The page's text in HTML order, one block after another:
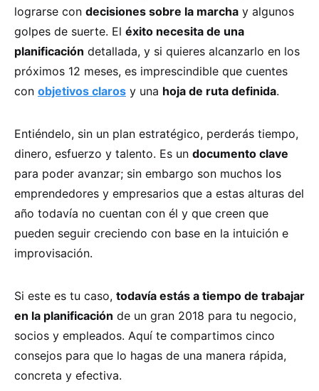
lograrse con decisiones sobre la marcha y algunos
golpes de suerte. El éxito necesita de una
planificación detallada, y si quieres alcanzarlo en los
próximos 12 meses, es imprescindible que cuentes
con objetivos claros y una hoja de ruta definida.
Entiéndelo, sin un plan estratégico, perderás tiempo,
dinero, esfuerzo y talento. Es un documento clave
para poder avanzar; sin embargo son muchos los
emprendedores y empresarios que a estas alturas del
año todavía no cuentan con él y que creen que
pueden seguir creciendo con base en la intuición e
improvisación.
Si este es tu caso, todavía estás a tiempo de trabajar
en la planificación de un gran 2018 para tu negocio,
socios y empleados. Aquí te compartimos cinco
consejos para que lo hagas de una manera rápida,
concreta y efectiva.